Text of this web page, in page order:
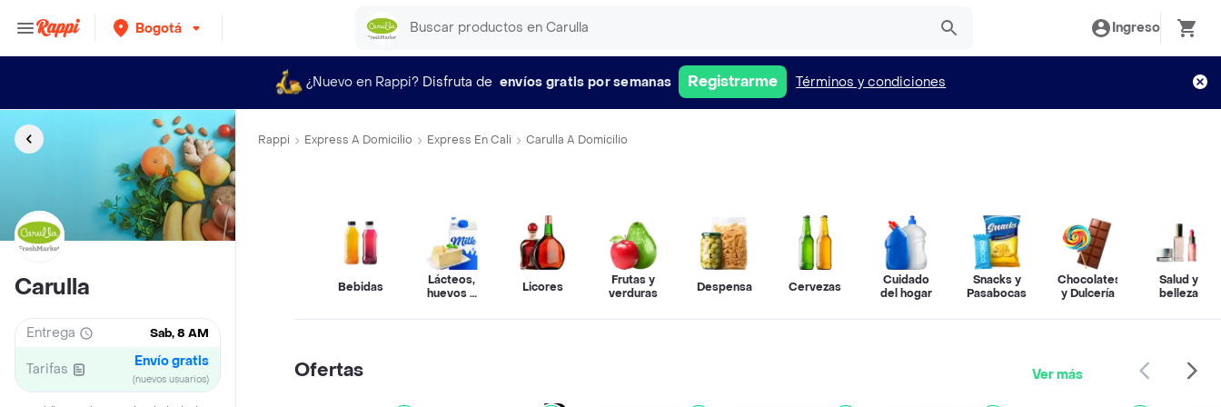
Bogotá Ingreso
¿Nuevo en Rappi? Disfruta de envíos gratis por semanas Registrarme Términos y condiciones
Carulla
Entrega Sab, 8 AM
Tarifas Envío gratis
(nuevos usuarios)
Rappi Express A Domicilio Express En Cali Carulla A Domicilio
Bebidas
Lácteos,
huevos y
Licores
Frutas y
verduras
Despensa Cervezas
Cuidado
del hogar
Snacks y
Pasabocas
Chocolates
y Dulcería
Salud y
belleza
Ofertas Ver más